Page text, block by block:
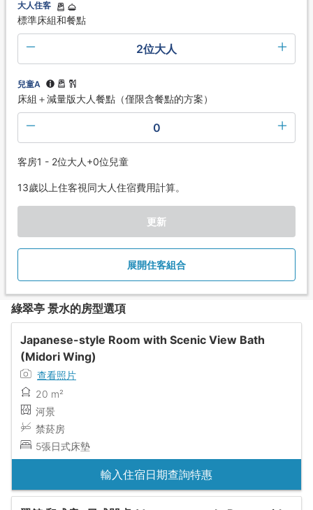
大人住客
標準床組和餐點
2位大人
兒童A
床組＋減量版大人餐點（僅限含餐點的方案）
0
客房1 - 2位大人+0位兒童
13歲以上住客視同大人住宿費用計算。
更新
展開住客組合
綠翠亭 景水的房型選項
Japanese-style Room with Scenic View Bath
(Midori Wing)
查看照片
20 m²
河景
禁菸房
5張日式床墊
輸入住宿日期查詢特惠